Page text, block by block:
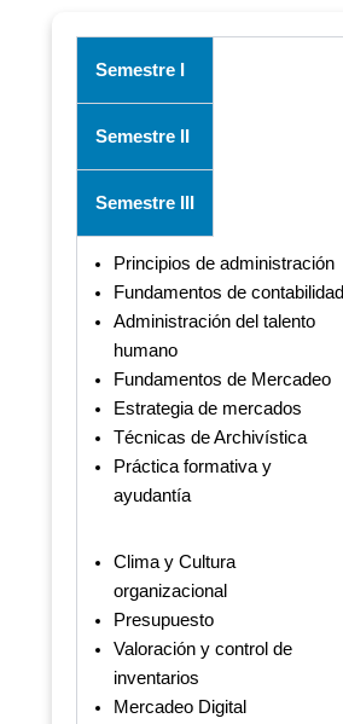
Semestre I
Semestre II
Semestre III
Principios de administración
Fundamentos de contabilidad
Administración del talento
humano
Fundamentos de Mercadeo
Estrategia de mercados
Técnicas de Archivística
Práctica formativa y
ayudantía
Clima y Cultura
organizacional
Presupuesto
Valoración y control de
inventarios
Mercadeo Digital